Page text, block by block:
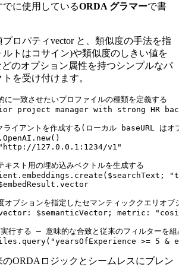
に使用しているORDA グラマーで書
ロパティvectorと、類似度の手法を指
ルトはコサイン)や類似度のしきい値を
どのオプション属性を持つシンプルなパ
を受け付けます。
致させたいプロファイルの種類を定義する
project manager with strong HR
アントを作成する(ローカル baseURL はオ
127.0.0.1:1234/v1"
ト用の埋め込みベクトルを生成する
ションを指定したセマンティッククエリオブ
$semanticVector; metric:
する — 意味的な合致と従来のフィルターを組
>= 5 &
のORDAロジックとシームレスにブレン